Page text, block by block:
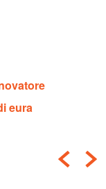
eura